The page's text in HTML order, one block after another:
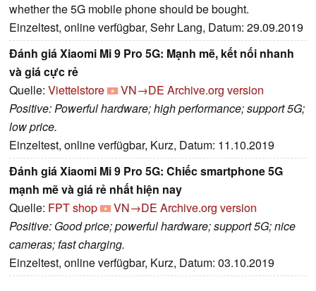
whether the 5G mobile phone should be bought.
Einzeltest, online verfügbar, Sehr Lang, Datum: 29.09.2019
Đánh giá Xiaomi Mi 9 Pro 5G: Mạnh mẽ, kết nối nhanh
và giá cực rẻ
Quelle: Viettelstore VN→DE Archive.org version
Positive: Powerful hardware; high performance; support 5G;
low price.
Einzeltest, online verfügbar, Kurz, Datum: 11.10.2019
Đánh giá Xiaomi Mi 9 Pro 5G: Chiếc smartphone 5G
mạnh mẽ và giá rẻ nhất hiện nay
Quelle: FPT shop VN→DE Archive.org version
Positive: Good price; powerful hardware; support 5G; nice
cameras; fast charging.
Einzeltest, online verfügbar, Kurz, Datum: 03.10.2019